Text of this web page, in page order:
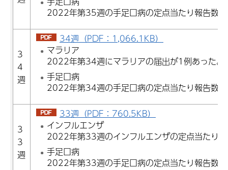
2022年第35週の手足口病の定点当たり報告数
3
4
週
34週（PDF：1,066.1KB）
マラリア
2022年第34週にマラリアの届出が1例あった。
手足口病
2022年第34週の手足口病の定点当たり報告数
3
3
週
33週（PDF：760.5KB）
インフルエンザ
2022年第33週のインフルエンザの定点当たり
手足口病
2022年第33週の手足口病の定点当たり報告数